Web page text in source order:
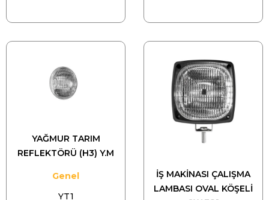
YAĞMUR TARIM
REFLEKTÖRÜ (H3) Y.M
Genel
YT1
İŞ MAKİNASI ÇALIŞMA
LAMBASI OVAL KÖŞELİ